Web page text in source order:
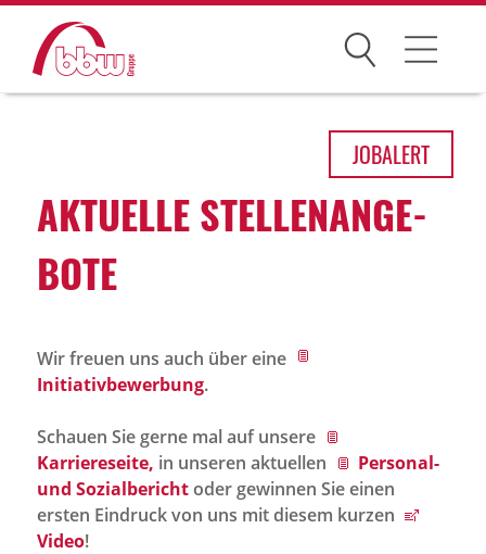
Suchen
Über uns
Historie
bbw als Arbeitgeber
Jobportal
Presse und Medien
JOBALERT
AKTU­ELLE STEL­LEN­AN­GE­
BOTE
Wir freuen uns auch über eine
Initiativbewerbung.
Schauen Sie gerne mal auf unsere
Karriereseite, in unseren aktuellen
Personal-
und Sozialberichtoder gewinnen Sie einen
ersten Eindruck von uns mit diesem kurzen
Video!